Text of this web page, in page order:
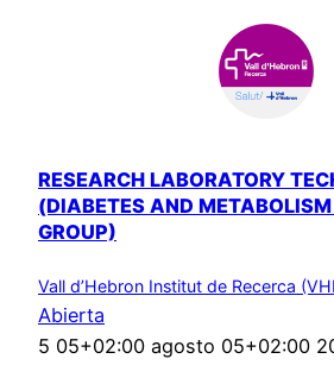
RESEARCH LABORATORY
(DIABETES AND METABOLISM
GROUP)
Vall d’Hebron Institut de Recerca
Abierta
5 05+02:00 agosto 05+02:00